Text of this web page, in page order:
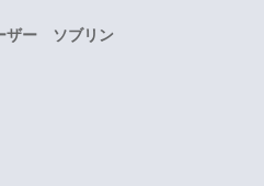
ザー ソブリン